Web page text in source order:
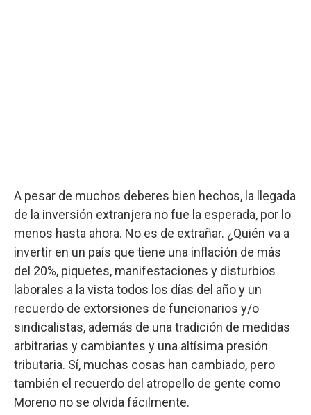
A pesar de muchos deberes bien hechos, la llegada
de la inversión extranjera no fue la esperada, por lo
menos hasta ahora. No es de extrañar. ¿Quién va a
invertir en un país que tiene una inflación de más
del 20%, piquetes, manifestaciones y disturbios
laborales a la vista todos los días del año y un
recuerdo de extorsiones de funcionarios y/o
sindicalistas, además de una tradición de medidas
arbitrarias y cambiantes y una altísima presión
tributaria. Sí, muchas cosas han cambiado, pero
también el recuerdo del atropello de gente como
Moreno no se olvida fácilmente.